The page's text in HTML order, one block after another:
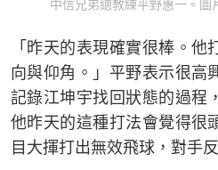
中信兄弟總教練平野惠一。圖
「昨天的表現確實很棒。
向與仰角。」平野表示很高
記錄江坤宇找回狀態的過程
他昨天的這種打法會覺得很
目大揮打出無效飛球，對手